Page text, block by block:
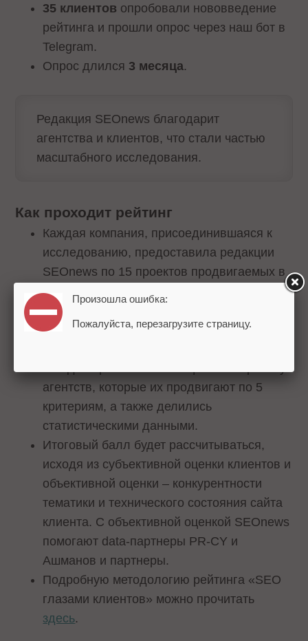
35 клиентов опробовали нововведение
рейтинга и прошли опрос через наш бот в
Telegram.
Опрос длился 3 месяца.
Редакция SEOnews благодарит
агентства и клиентов, что стали частью
масштабного исследования.
Как проходит рейтинг
Каждая компания, присоединившаяся к
исследованию, предоставила редакции
SEOnews по 15 проектов продвигаемых в
рунете.
При расчете итоговых баллов
учитываются данные 10 клиентов,
агентств, которые их продвигают по 5
критериям, а также делились
статистическими данными.
Итоговый балл будет рассчитываться,
исходя из субъективной оценки клиентов и
объективной оценки – конкурентности
тематики и технического состояния сайта
клиента. С объективной оценкой SEOnews
помогают data-партнеры PR-CY и
Ашманов и партнеры.
Подробную методологию рейтинга «SEO
глазами клиентов» можно прочитать
здесь.
Произошла ошибка:
Пожалуйста, перезагрузите страницу.